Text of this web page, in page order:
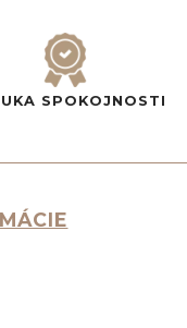
SPOKOJNOSTI